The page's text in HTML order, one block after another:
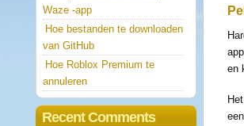
en
Waze -app
Hoe bestanden te downloaden
van GitHub
Hoe Roblox Premium te
annuleren
Recent Comments